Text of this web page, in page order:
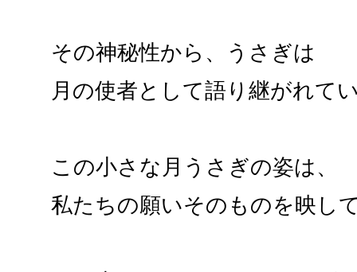
その神秘性から、うさぎは
月の使者として語り継がれて
この小さな月うさぎの姿は、
私たちの願いそのものを映し